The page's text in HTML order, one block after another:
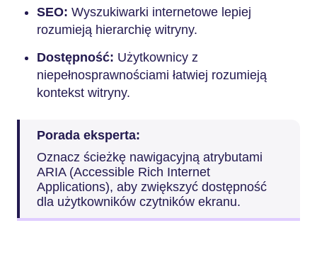
SEO: Wyszukiwarki internetowe lepiej
rozumieją hierarchię witryny.
Dostępność: Użytkownicy z
niepełnosprawnościami łatwiej rozumieją
kontekst witryny.
Porada eksperta:
Oznacz ścieżkę nawigacyjną atrybutami
ARIA (Accessible Rich Internet
Applications), aby zwiększyć dostępność
dla użytkowników czytników ekranu.